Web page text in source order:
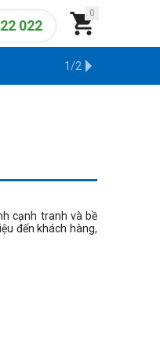
0

022
KHO HÀNG CŨ
1/2
cạnh tranh và bề
đến khách hàng,